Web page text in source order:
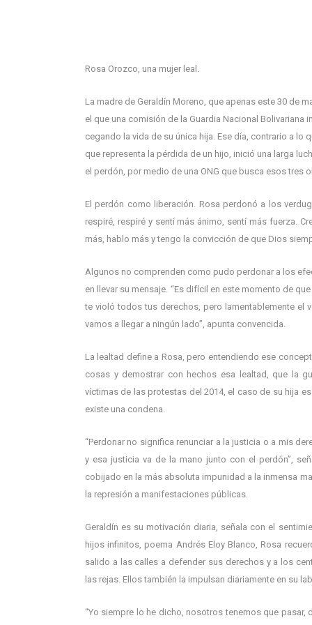
Rosa Orozco, una mujer leal.
La madre de Geraldín Moreno, que apenas este 30 de
el que una comisión de la Guardia Nacional Bolivariana
cegando la vida de su única hija. Ese día, contrario a
que representa la pérdida de un hijo, inició una larga
el perdón, por medio de una ONG que busca esos tres
El perdón como liberación. Rosa perdonó a los
respiré, respiré y sentí más ánimo, sentí más fuerza.
más, hablo más y tengo la convicción de que Dios
Algunos no comprenden como pudo perdonar a los
en llevar su mensaje. “Es difícil en este momento de
te violó todos tus derechos, pero lamentablemente el
vamos a llegar a ningún lado”, apunta convencida.
La lealtad define a Rosa, pero entendiendo ese
cosas y demostrar con hechos esa lealtad, que la
víctimas de las protestas del 2014, el caso de su hija
existe una condena.
“Perdonar no significa renunciar a la justicia o a mis
y esa justicia va de la mano junto con el perdón”,
cobijado en la más absoluta impunidad a la inmensa
la represión a manifestaciones públicas.
Geraldín es su motivación diaria, señala con el
hijos infinitos, poema Andrés Eloy Blanco, Rosa
salido a las calles a defender sus derechos y a los
las rejas. Ellos también la impulsan diariamente en su
“Yo siempre lo he dicho, nosotros tenemos que